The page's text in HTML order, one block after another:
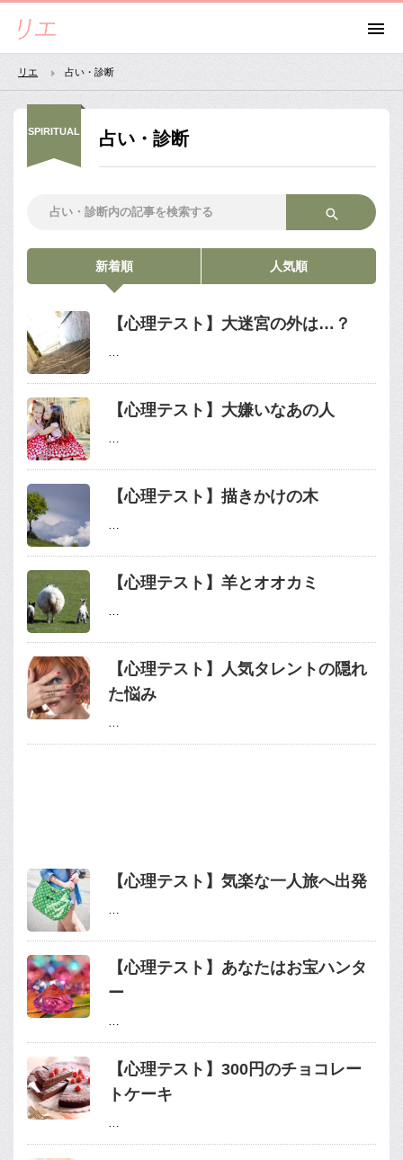
リエ 占い・診断
SPIRITUAL 占い・診断
新着順 人気順
【心理テスト】大迷宮の外は…？
…
【心理テスト】大嫌いなあの人
…
【心理テスト】描きかけの木
…
【心理テスト】羊とオオカミ
…
【心理テスト】人気タレントの隠れ
た悩み
…
【心理テスト】気楽な一人旅へ出発
…
【心理テスト】あなたはお宝ハンタ
ー
…
【心理テスト】300円のチョコレー
トケーキ
…